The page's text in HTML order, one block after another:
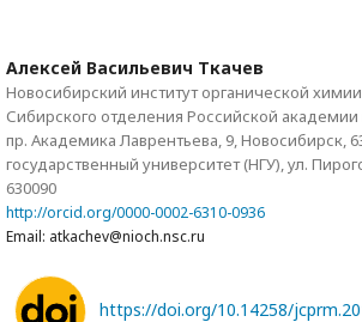
Алексей Васильевич Ткачев
Новосибирский институт органической
Сибирского отделения Российской
пр. Академика Лаврентьева, 9, Новосибирск,
государственный университет (НГУ), ул.
630090
http://orcid.org/0000-0002-6310-0936
Email: atkachev@nioch.nsc.ru
https://doi.org/10.14258/